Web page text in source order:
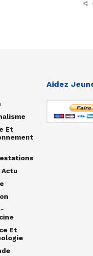
Et
Et
Aidez